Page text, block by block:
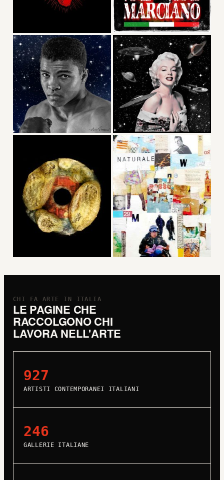
CHI FA ARTE IN ITALIA
LE PAGINE CHE
RACCOLGONO CHI
LAVORA NELL'ARTE
927
ARTISTI CONTEMPORANEI ITALIANI
246
GALLERIE ITALIANE